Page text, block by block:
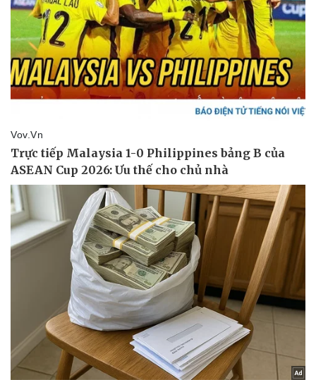
Doanh nghiệp
Thông tin doanh nghiệp
Doanh nghiệp 24h
Doanh nhân
Vì cộng đồng
Công nghệ
Sành điệu
Tin Công nghệ
Trải nghiệm
Chuyển đổi số